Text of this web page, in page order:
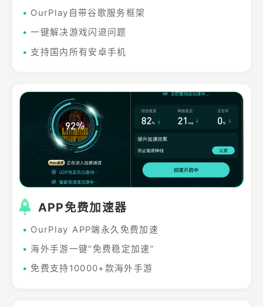
• OurPlay自带谷歌服务框架
• 一键解决游戏闪退问题
• 支持国内所有安卓手机
APP免费加速器
• OurPlay APP端永久免费加速
• 海外手游一键“免费稳定加速”
• 免费支持10000+款海外手游